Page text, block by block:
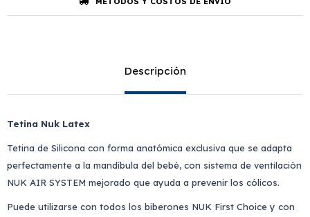
Descripción
Tetina Nuk Latex
Tetina de Silicona con forma anatómica exclusiva que se adapta
perfectamente a la mandíbula del bebé, con sistema de ventilación
NUK AIR SYSTEM mejorado que ayuda a prevenir los cólicos.
Puede utilizarse con todos los biberones NUK First Choice y con